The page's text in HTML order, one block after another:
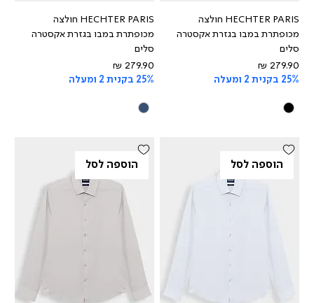
HECHTER PARIS חולצה
מכופתרת במבו בגזרת אקסטרה
סלים
מחיר
25% בקנית 2 ומעלה
HECHTER PARIS חולצה
מכופתרת במבו בגזרת אקסטרה
סלים
מחיר
25% בקנית 2 ומעלה
הוספה לסל הוספה לסל